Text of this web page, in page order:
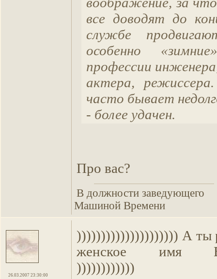
все доводят до
службе
особенно
профессии
актера,
часто бывает
- более удачен.
Про вас?
В должности заведующего
Машиной Времени
26.03.2007 23:30:00
))))))))))))))))))))) А ты
женское имя
))))))))))))